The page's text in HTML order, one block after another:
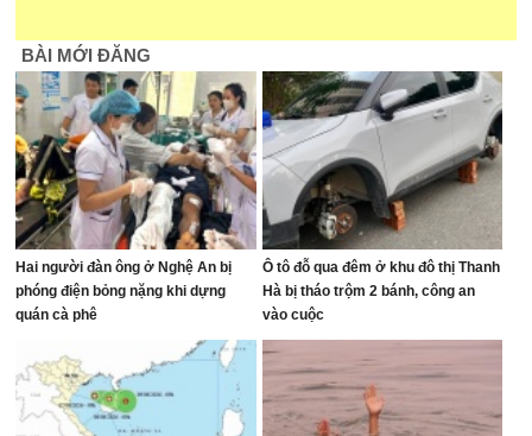
BÀI MỚI ĐĂNG
Hai người đàn ông ở Nghệ An bị
phóng điện bỏng nặng khi dựng
quán cà phê
Ô tô đỗ qua đêm ở khu đô thị Thanh
Hà bị tháo trộm 2 bánh, công an
vào cuộc